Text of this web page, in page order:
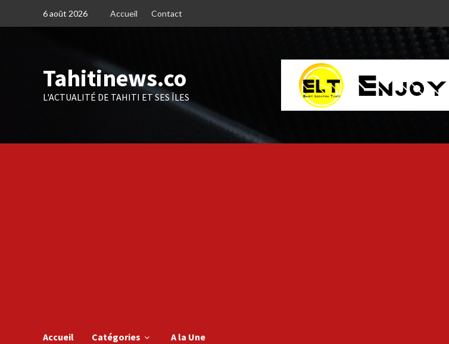
6 août 2026 Accueil Contact
Tahitinews.co
L'ACTUALITÉ DE TAHITI ET SES ÎLES
Accueil Catégories A la Une